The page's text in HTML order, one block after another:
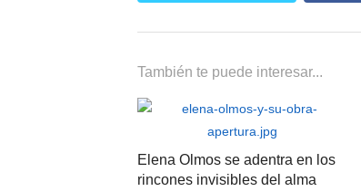
También te puede interesar...
Elena Olmos se adentra en los
rincones invisibles del alma